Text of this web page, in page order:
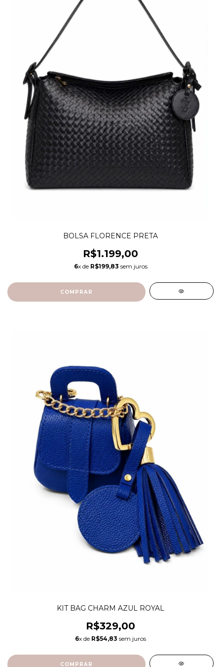
BOLSA FLORENCE PRETA
R$1.199,00
6x de R$199,83 sem juros
KIT BAG CHARM AZUL ROYAL
R$329,00
6x de R$54,83 sem juros